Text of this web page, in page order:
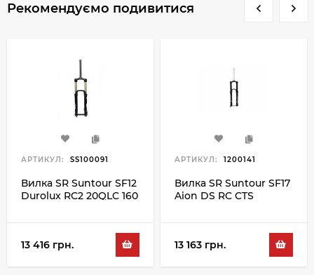
Рекомендуємо подивитися
АРТИКУЛ: SS100091
Вилка SR Suntour SF12
Durolux RC2 20QLC 160
13 416 грн.
АРТИКУЛ: 1200141
Вилка SR Suntour SF17
Aion DS RC CTS
13 163 грн.